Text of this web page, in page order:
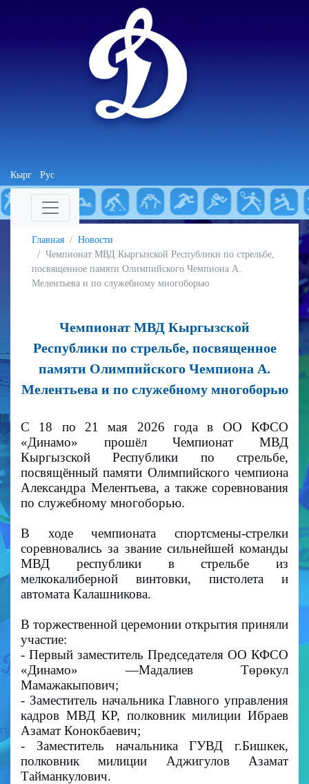
Кырг Рус
Главная
Новости
Чемпионат МВД Кыргызской Республики по стрельбе,
посвященное памяти Олимпийского Чемпиона А.
Мелентьева и по служебному многоборью
Чемпионат МВД Кыргызской
Республики по стрельбе, посвященное
памяти Олимпийского Чемпиона А.
Мелентьева и по служебному многоборью
С 18 по 21 мая 2026 года в ОО КФСО
«Динамо» прошёл Чемпионат МВД
Кыргызской Республики по стрельбе,
посвящённый памяти Олимпийского чемпиона
Александра Мелентьева, а также соревнования
по служебному многоборью.
В ходе чемпионата спортсмены-стрелки
соревновались за звание сильнейшей команды
МВД республики в стрельбе из
мелкокалиберной винтовки, пистолета и
автомата Калашникова.
В торжественной церемонии открытия приняли
участие:
- Первый заместитель Председателя ОО КФСО
«Динамо» —Мадалиев Төрөкул
Мамажакыпович;
- Заместитель начальника Главного управления
кадров МВД КР, полковник милиции Ибраев
Азамат Конокбаевич;
- Заместитель начальника ГУВД г.Бишкек,
полковник милиции Аджигулов Азамат
Тайманкулович.